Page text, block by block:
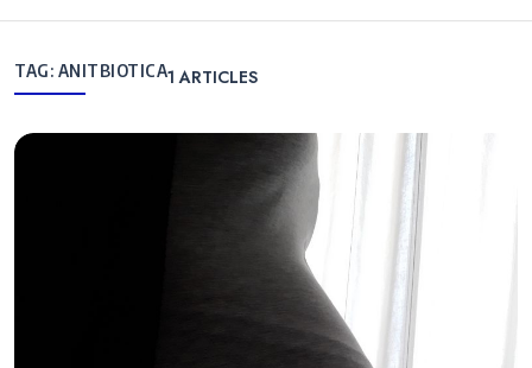
TAG: ANITBIOTICA1 ARTICLES